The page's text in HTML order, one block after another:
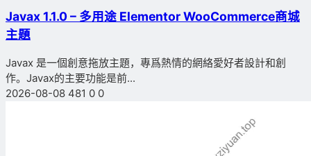
Javax 1.1.0 – 多用途 Elementor WooCommerce商城
主題
Javax 是一個創意拖放主題，專爲熱情的網絡愛好者設計和創
作。Javax的主要功能是前...
2026-08-08 481 0 0